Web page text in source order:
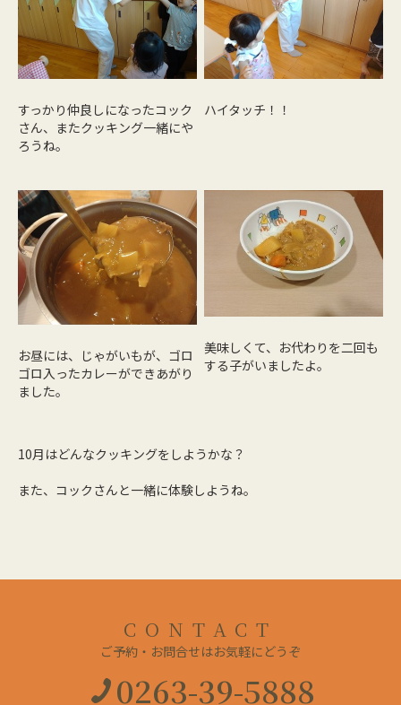
すっかり仲良しになったコック
さん、またクッキング一緒にや
ろうね。
ハイタッチ！！
お昼には、じゃがいもが、ゴロ
ゴロ入ったカレーができあがり
ました。
美味しくて、お代わりを二回も
する子がいましたよ。
10月はどんなクッキングをしようかな？
また、コックさんと一緒に体験しようね。
CONTACT
ご予約・お問合せはお気軽にどうぞ
0263-39-5888